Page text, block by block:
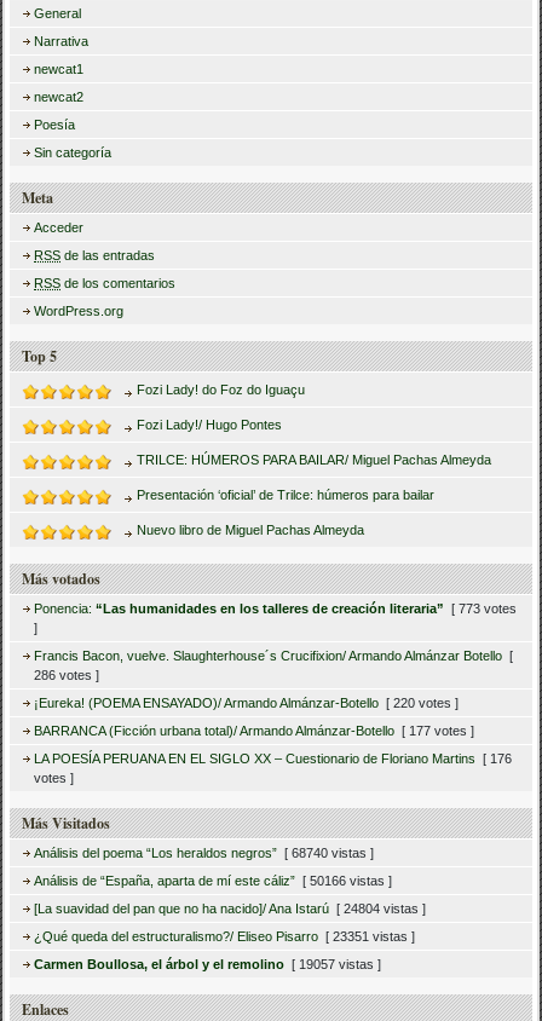
General
Narrativa
newcat1
newcat2
Poesía
Sin categoría
Meta
Acceder
RSS de las entradas
RSS de los comentarios
WordPress.org
Top 5
Fozi Lady! do Foz do Iguaçu
Fozi Lady!/ Hugo Pontes
TRILCE: HÚMEROS PARA BAILAR/ Miguel Pachas Almeyda
Presentación ‘oficial’ de Trilce: húmeros para bailar
Nuevo libro de Miguel Pachas Almeyda
Más votados
Ponencia:“Las humanidades en los talleres de creación literaria” [ 773 votes
]
Francis Bacon, vuelve. Slaughterhouse´s Crucifixion/ Armando Almánzar Botello [
286 votes ]
¡Eureka! (POEMA ENSAYADO)/ Armando Almánzar-Botello [ 220 votes ]
BARRANCA (Ficción urbana total)/ Armando Almánzar-Botello [ 177 votes ]
LA POESÍA PERUANA EN EL SIGLO XX – Cuestionario de Floriano Martins [ 176
votes ]
Más Visitados
Análisis del poema “Los heraldos negros” [ 68740 vistas ]
Análisis de “España, aparta de mí este cáliz” [ 50166 vistas ]
[La suavidad del pan que no ha nacido]/ Ana Istarú [ 24804 vistas ]
¿Qué queda del estructuralismo?/ Eliseo Pisarro [ 23351 vistas ]
Carmen Boullosa, el árbol y el remolino [ 19057 vistas ]
Enlaces